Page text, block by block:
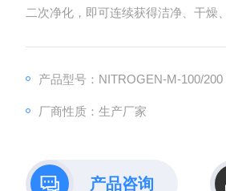
二次净化，即可连续获得洁净、干燥
产品型号：NITROGEN-M-100/200
厂商性质：生产厂家
产品咨询